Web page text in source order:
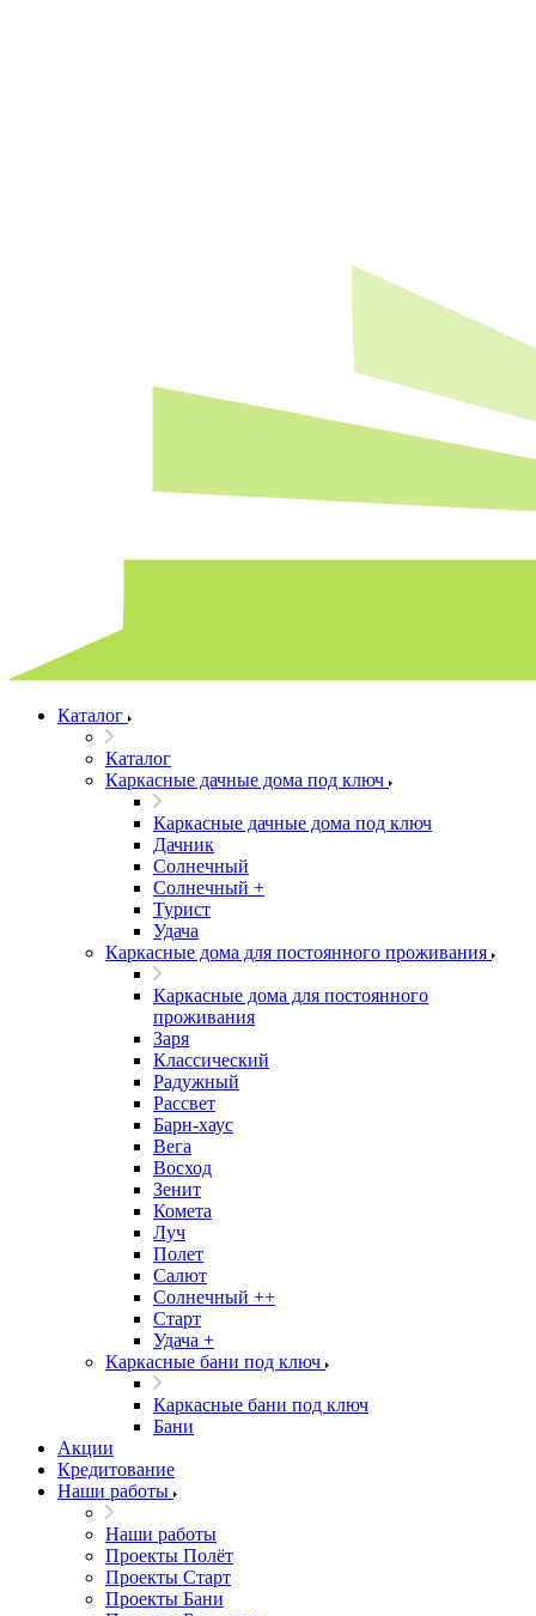
Каталог
Каталог
Каркасные дачные дома под ключ
Каркасные дачные дома под ключ
Дачник
Солнечный
Солнечный +
Турист
Удача
Каркасные дома для постоянного проживания
Каркасные дома для постоянного
проживания
Заря
Классический
Радужный
Рассвет
Барн-хаус
Вега
Восход
Зенит
Комета
Луч
Полет
Салют
Солнечный ++
Старт
Удача +
Каркасные бани под ключ
Каркасные бани под ключ
Бани
Акции
Кредитование
Наши работы
Наши работы
Проекты Полёт
Проекты Старт
Проекты Бани